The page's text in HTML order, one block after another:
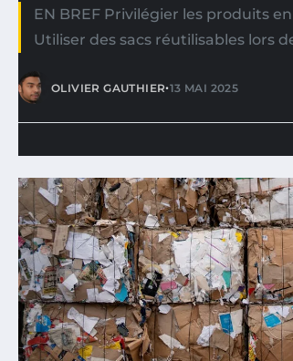
EN BREF Privilégier les produits
Utiliser des sacs réutilisables lors
OLIVIER GAUTHIER•13 MAI 2025